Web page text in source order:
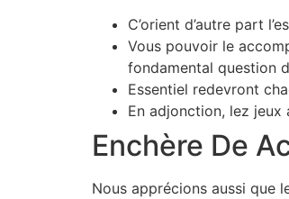
C’orient d’autre part
Vous pouvoir le
fondamental question
Essentiel redevront
En adjonction, lez jeux
Enchère De
Nous apprécions aussi que